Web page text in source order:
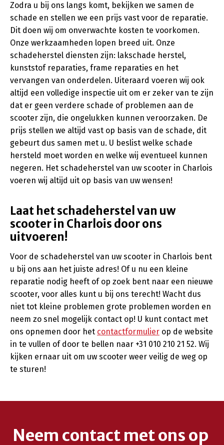
Zodra u bij ons langs komt, bekijken we samen de
schade en stellen we een prijs vast voor de reparatie.
Dit doen wij om onverwachte kosten te voorkomen.
Onze werkzaamheden lopen breed uit. Onze
schadeherstel diensten zijn: lakschade herstel,
kunststof reparaties, frame reparaties en het
vervangen van onderdelen. Uiteraard voeren wij ook
altijd een volledige inspectie uit om er zeker van te zijn
dat er geen verdere schade of problemen aan de
scooter zijn, die ongelukken kunnen veroorzaken. De
prijs stellen we altijd vast op basis van de schade, dit
gebeurt dus samen met u. U beslist welke schade
hersteld moet worden en welke wij eventueel kunnen
negeren. Het schadeherstel van uw scooter in Charlois
voeren wij altijd uit op basis van uw wensen!
Laat het schadeherstel van uw
scooter in Charlois door ons
uitvoeren!
Voor de schadeherstel van uw scooter in Charlois bent
u bij ons aan het juiste adres! Of u nu een kleine
reparatie nodig heeft of op zoek bent naar een nieuwe
scooter, voor alles kunt u bij ons terecht! Wacht dus
niet tot kleine problemen grote problemen worden en
neem zo snel mogelijk contact op! U kunt contact met
ons opnemen door het contactformulier op de website
in te vullen of door te bellen naar +31 010 210 21 52. Wij
kijken ernaar uit om uw scooter weer veilig de weg op
te sturen!
Neem contact met ons op